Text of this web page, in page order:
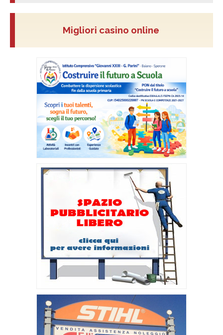
Migliori casino online